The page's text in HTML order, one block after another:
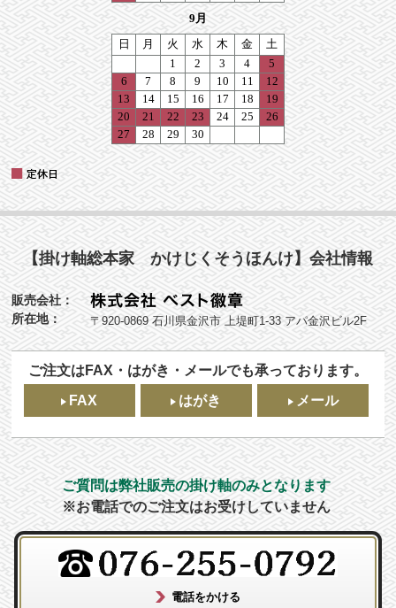
【掛け軸総本家 かけじくそうほんけ】会社情報
販売会社：
所在地：
〒920-0869 石川県金沢市 上堤町1-33 アパ金沢ビル2F
ご注文はFAX・はがき・メールでも承っております。
FAX
はがき メール
ご質問は弊社販売の掛け軸のみとなります
※お電話でのご注文はお受けしていません